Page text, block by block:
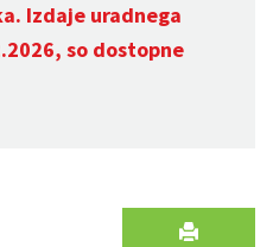
Izdaje uradnega
so dostopne